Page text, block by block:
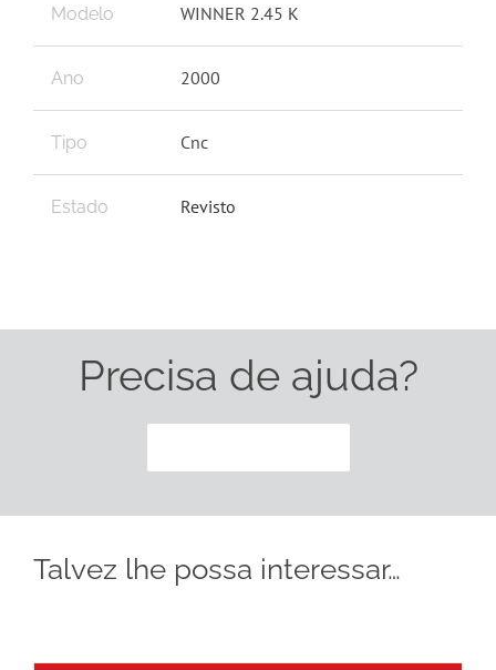
Modelo WINNER 2.45 K
Ano 2000
Tipo Cnc
Estado Revisto
Precisa de ajuda?
Talvez lhe possa interessar…